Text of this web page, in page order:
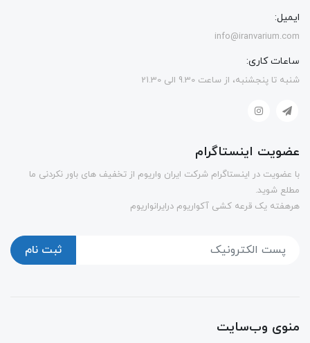
ایمیل:
info@iranvarium.com
ساعات کاری:
شنبه تا پنجشنبه، از ساعت 9.30 الی 21.30
عضویت اینستاگرام
با عضویت در اینستاگرام شرکت ایران واریوم از تخفیف های باور نکردنی ما
مطلع شوید.
هرهفته یک قرعه کشی آکواریوم درایرانواریوم
ثبت نام
منوی وب‌سایت